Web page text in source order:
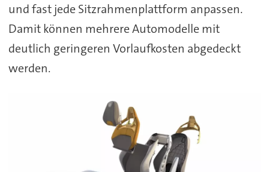
und fast jede Sitzrahmenplattform anpassen.
Damit können mehrere Automodelle mit
deutlich geringeren Vorlaufkosten abgedeckt
werden.